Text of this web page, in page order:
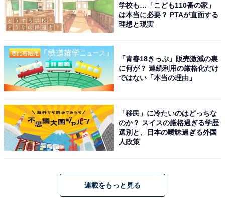
View this post on Instagram
A post shared by なにわ男子 (@naniwadanshi728official)
ダーを務め、ムードメーカーとして「なにわ男子」を盛
り上げるメンバーです。普段はハスキーで特徴的な声を
学校も…「こども110番の家」
は本当に必要？ PTAが直面する
理想と現実
「青春18きっぷ」販売激減の裏
に何が？ 連続利用の厳格化だけ
ではない「本当の理由」
「移民」に冷たいのはどっちな
のか？ スイスの厳格過ぎる学歴
選別と、日本の曖昧過ぎる外国
人政策
連載をもっと見る